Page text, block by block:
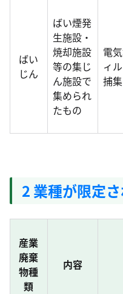
ばい
じん
ばい煙発
生施設・
焼却施設
等の集じ
ん施設で
集められ
たもの
電
ィ
捕
2 業種が限定
産業
廃棄
物種
類
内容